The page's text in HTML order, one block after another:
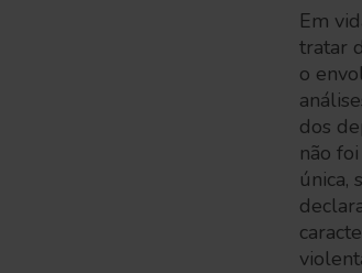
Em
tratar
o
dos
não
única,